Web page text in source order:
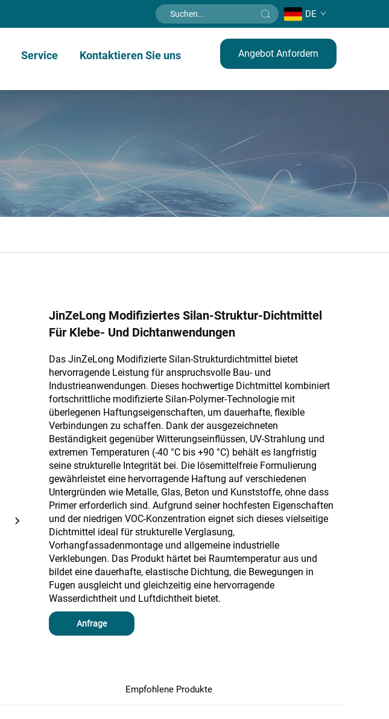
DE
Service Kontaktieren Sie uns Angebot Anfordern
JinZeLong Modifiziertes Silan-Struktur-Dichtmittel
Für Klebe- Und Dichtanwendungen
Das JinZeLong Modifizierte Silan-Strukturdichtmittel bietet
hervorragende Leistung für anspruchsvolle Bau- und
Industrieanwendungen. Dieses hochwertige Dichtmittel kombiniert
fortschrittliche modifizierte Silan-Polymer-Technologie mit
überlegenen Haftungseigenschaften, um dauerhafte, flexible
Verbindungen zu schaffen. Dank der ausgezeichneten
Beständigkeit gegenüber Witterungseinflüssen, UV-Strahlung und
extremen Temperaturen (-40 °C bis +90 °C) behält es langfristig
seine strukturelle Integrität bei. Die lösemittelfreie Formulierung
gewährleistet eine hervorragende Haftung auf verschiedenen
Untergründen wie Metalle, Glas, Beton und Kunststoffe, ohne dass
Primer erforderlich sind. Aufgrund seiner hochfesten Eigenschaften
und der niedrigen VOC-Konzentration eignet sich dieses vielseitige
Dichtmittel ideal für strukturelle Verglasung,
Vorhangfassadenmontage und allgemeine industrielle
Verklebungen. Das Produkt härtet bei Raumtemperatur aus und
bildet eine dauerhafte, elastische Dichtung, die Bewegungen in
Fugen ausgleicht und gleichzeitig eine hervorragende
Wasserdichtheit und Luftdichtheit bietet.
Anfrage
Empfohlene Produkte